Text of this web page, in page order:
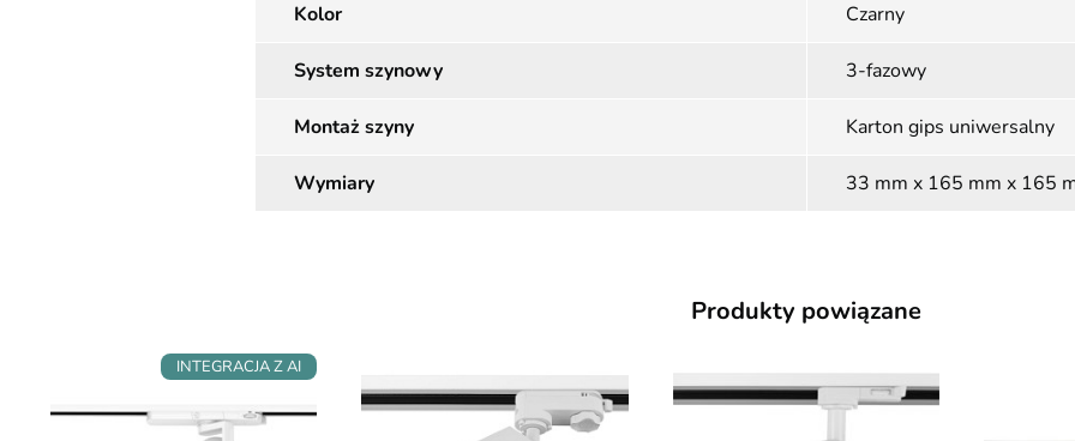
Kolor Czarny
System szynowy 3-fazowy
Montaż szyny Karton gips uniwersalny
Wymiary 33 mm x 165 mm x 165
Produkty powiązane
INTEGRACJA Z AI